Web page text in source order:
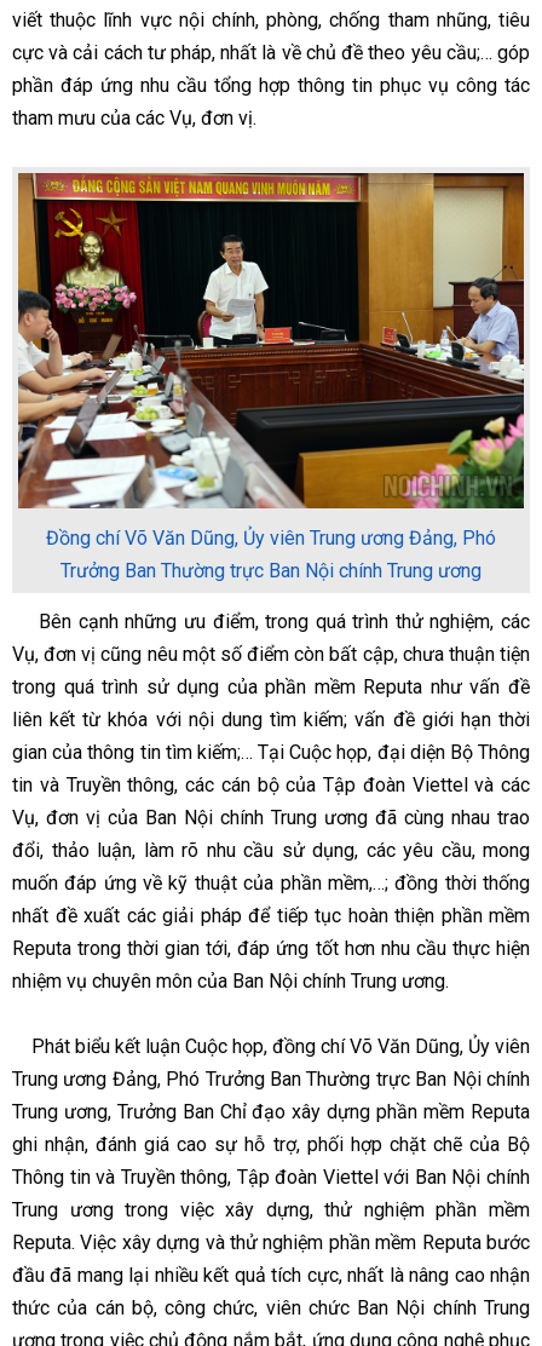
viết thuộc lĩnh vực nội chính, phòng, chống tham nhũng, tiêu
cực và cải cách tư pháp, nhất là về chủ đề theo yêu cầu;… góp
phần đáp ứng nhu cầu tổng hợp thông tin phục vụ công tác
tham mưu của các Vụ, đơn vị.
Đồng chí Võ Văn Dũng, Ủy viên Trung ương Đảng, Phó
Trưởng Ban Thường trực Ban Nội chính Trung ương
Bên cạnh những ưu điểm, trong quá trình thử nghiệm, các
Vụ, đơn vị cũng nêu một số điểm còn bất cập, chưa thuận tiện
trong quá trình sử dụng của phần mềm Reputa như vấn đề
liên kết từ khóa với nội dung tìm kiếm; vấn đề giới hạn thời
gian của thông tin tìm kiếm;… Tại Cuộc họp, đại diện Bộ Thông
tin và Truyền thông, các cán bộ của Tập đoàn Viettel và các
Vụ, đơn vị của Ban Nội chính Trung ương đã cùng nhau trao
đổi, thảo luận, làm rõ nhu cầu sử dụng, các yêu cầu, mong
muốn đáp ứng về kỹ thuật của phần mềm,…; đồng thời thống
nhất đề xuất các giải pháp để tiếp tục hoàn thiện phần mềm
Reputa trong thời gian tới, đáp ứng tốt hơn nhu cầu thực hiện
nhiệm vụ chuyên môn của Ban Nội chính Trung ương.
Phát biểu kết luận Cuộc họp, đồng chí Võ Văn Dũng, Ủy viên
Trung ương Đảng, Phó Trưởng Ban Thường trực Ban Nội chính
Trung ương, Trưởng Ban Chỉ đạo xây dựng phần mềm Reputa
ghi nhận, đánh giá cao sự hỗ trợ, phối hợp chặt chẽ của Bộ
Thông tin và Truyền thông, Tập đoàn Viettel với Ban Nội chính
Trung ương trong việc xây dựng, thử nghiệm phần mềm
Reputa. Việc xây dựng và thử nghiệm phần mềm Reputa bước
đầu đã mang lại nhiều kết quả tích cực, nhất là nâng cao nhận
thức của cán bộ, công chức, viên chức Ban Nội chính Trung
ương trong việc chủ động nắm bắt, ứng dụng công nghệ phục